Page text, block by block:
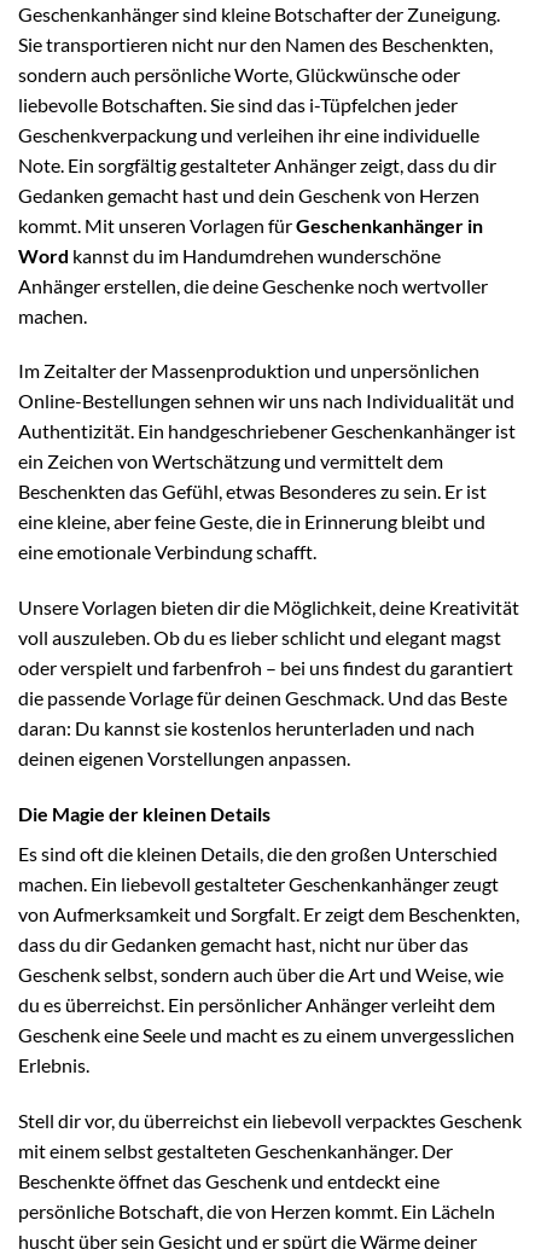
Geschenkanhänger sind kleine Botschafter der Zuneigung.
Sie transportieren nicht nur den Namen des Beschenkten,
sondern auch persönliche Worte, Glückwünsche oder
liebevolle Botschaften. Sie sind das i-Tüpfelchen jeder
Geschenkverpackung und verleihen ihr eine individuelle
Note. Ein sorgfältig gestalteter Anhänger zeigt, dass du dir
Gedanken gemacht hast und dein Geschenk von Herzen
kommt. Mit unseren Vorlagen fürGeschenkanhänger in
Word kannst du im Handumdrehen wunderschöne
Anhänger erstellen, die deine Geschenke noch wertvoller
machen.
Im Zeitalter der Massenproduktion und unpersönlichen
Online-Bestellungen sehnen wir uns nach Individualität und
Authentizität. Ein handgeschriebener Geschenkanhänger ist
ein Zeichen von Wertschätzung und vermittelt dem
Beschenkten das Gefühl, etwas Besonderes zu sein. Er ist
eine kleine, aber feine Geste, die in Erinnerung bleibt und
eine emotionale Verbindung schafft.
Unsere Vorlagen bieten dir die Möglichkeit, deine Kreativität
voll auszuleben. Ob du es lieber schlicht und elegant magst
oder verspielt und farbenfroh – bei uns findest du garantiert
die passende Vorlage für deinen Geschmack. Und das Beste
daran: Du kannst sie kostenlos herunterladen und nach
deinen eigenen Vorstellungen anpassen.
Die Magie der kleinen Details
Es sind oft die kleinen Details, die den großen Unterschied
machen. Ein liebevoll gestalteter Geschenkanhänger zeugt
von Aufmerksamkeit und Sorgfalt. Er zeigt dem Beschenkten,
dass du dir Gedanken gemacht hast, nicht nur über das
Geschenk selbst, sondern auch über die Art und Weise, wie
du es überreichst. Ein persönlicher Anhänger verleiht dem
Geschenk eine Seele und macht es zu einem unvergesslichen
Erlebnis.
Stell dir vor, du überreichst ein liebevoll verpacktes Geschenk
mit einem selbst gestalteten Geschenkanhänger. Der
Beschenkte öffnet das Geschenk und entdeckt eine
persönliche Botschaft, die von Herzen kommt. Ein Lächeln
huscht über sein Gesicht und er spürt die Wärme deiner